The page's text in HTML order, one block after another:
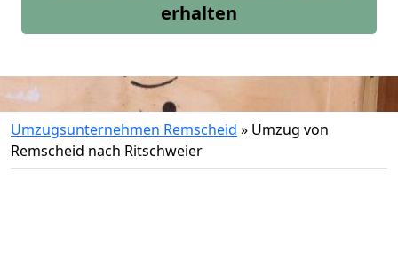
erhalten
Umzugsunternehmen Remscheid » Umzug von
Remscheid nach Ritschweier